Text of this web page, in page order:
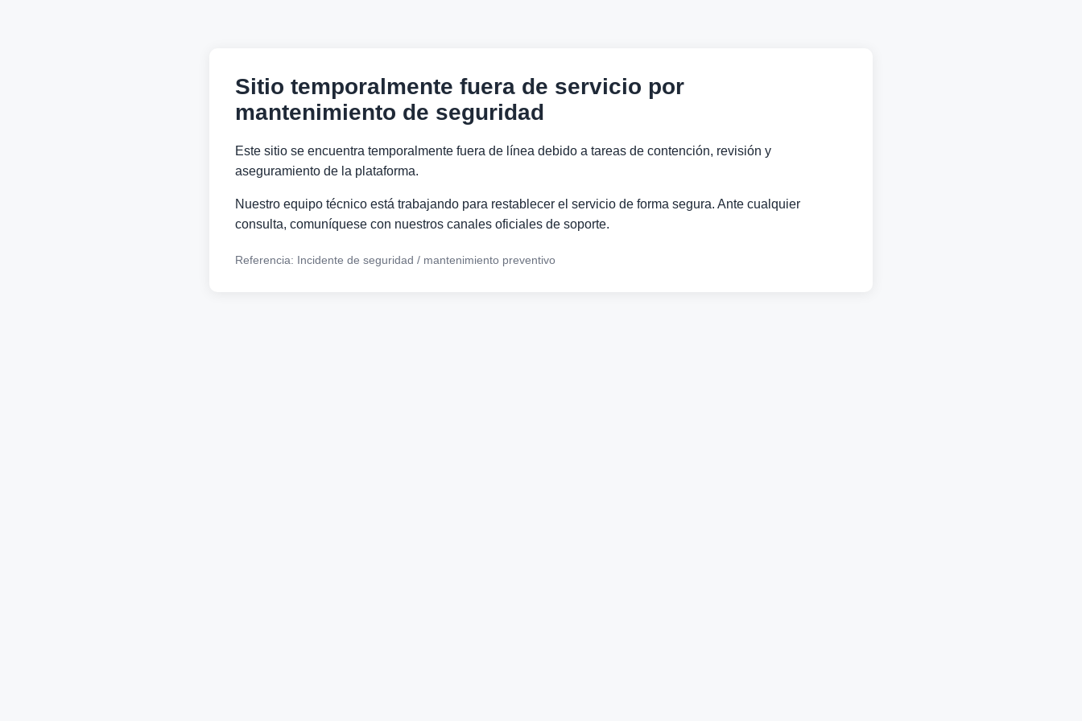
Sitio temporalmente fuera de servicio por
mantenimiento de seguridad
Este sitio se encuentra temporalmente fuera de línea debido a tareas de contención, revisión y
aseguramiento de la plataforma.
Nuestro equipo técnico está trabajando para restablecer el servicio de forma segura. Ante cualquier
consulta, comuníquese con nuestros canales oficiales de soporte.
Referencia: Incidente de seguridad / mantenimiento preventivo